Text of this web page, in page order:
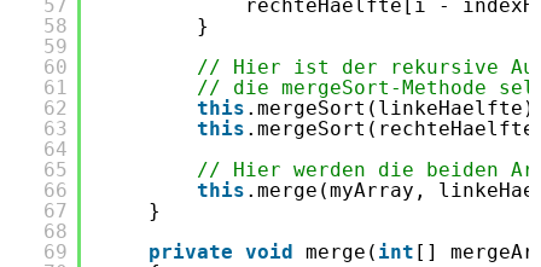
57
58
59
60
61
62
63
64
65
66
67
68
69
rechteHaelfte[i -
}
// Hier ist der rekursive
// die mergeSort-Methode
this
this
// Hier werden die beiden
this .merge(myArray,
}
private void merge( int []